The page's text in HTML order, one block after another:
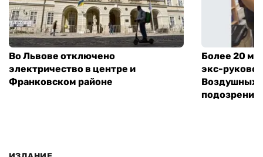
Во Львове отключено
электричество в центре и
Франковском районе
Более 20
экс-
Воздушных
подозрение